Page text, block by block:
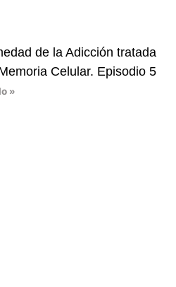
de la Adicción tratada
Celular. Episodio 5
»